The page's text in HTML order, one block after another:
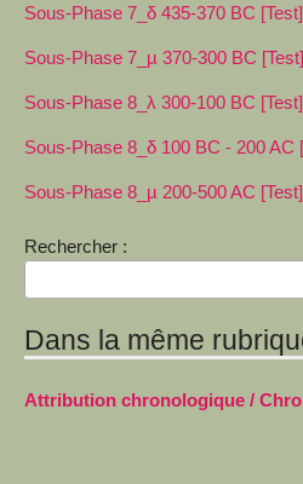
Sous-Phase 7_δ 435-370 BC [Test]
Sous-Phase 7_µ 370-300 BC [Test]
Sous-Phase 8_λ 300-100 BC [Test]
Sous-Phase 8_δ 100 BC - 200 AC
Sous-Phase 8_µ 200-500 AC [Test]
Rechercher :
Dans la même
Attribution chronologique /